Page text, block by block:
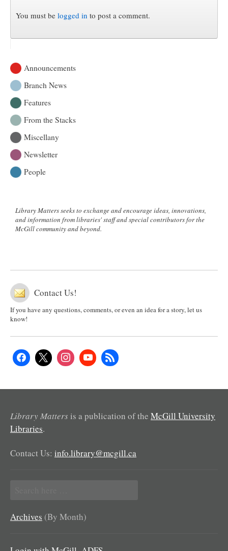
You must be logged in to post a comment.
Announcements
Branch News
Features
From the Stacks
Miscellany
Newsletter
People
Library Matters seeks to exchange and encourage ideas, innovations,
and information from libraries' staff and special contributors for the
McGill community and beyond.
Contact Us!
If you have any questions, comments, or even an idea for a story, let us
know!
Library Matters is a publication of the McGill University
Libraries.
Contact Us: info.library@mcgill.ca
for:
Archives (By Month)